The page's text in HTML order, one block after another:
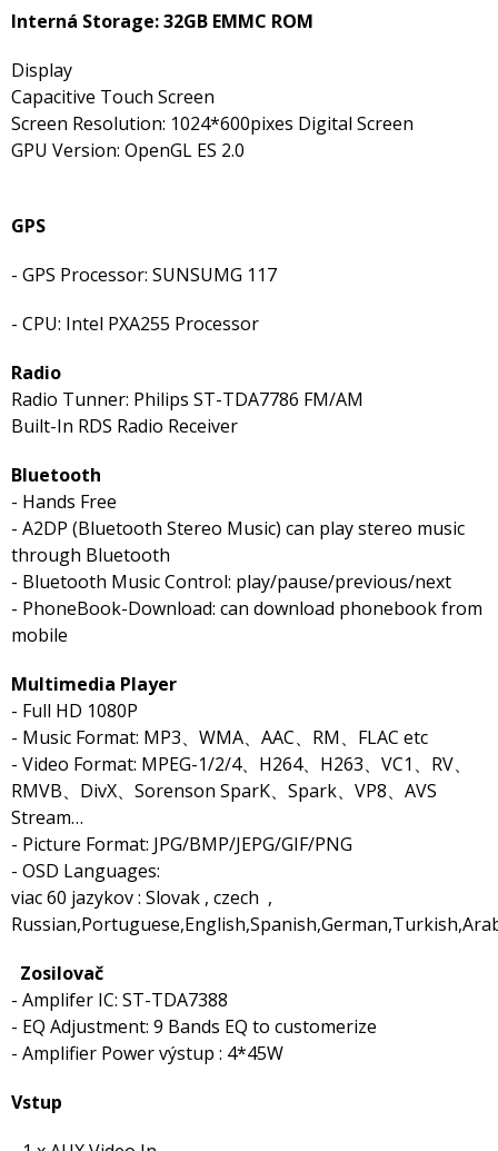
Interná Storage: 32GB EMMC ROM
Display
Capacitive Touch Screen
Screen Resolution: 1024*600pixes Digital Screen
GPU Version: OpenGL ES 2.0
GPS
- GPS Processor: SUNSUMG 117
- CPU: Intel PXA255 Processor
Radio
Radio Tunner: Philips ST-TDA7786 FM/AM
Built-In RDS Radio Receiver
Bluetooth
- Hands Free
- A2DP (Bluetooth Stereo Music) can play stereo music
through Bluetooth
- Bluetooth Music Control: play/pause/previous/next
- PhoneBook-Download: can download phonebook from
mobile
Multimedia Player
- Full HD 1080P
- Music Format: MP3、WMA、AAC、RM、FLAC etc
- Video Format: MPEG-1/2/4、H264、H263、VC1、RV、
RMVB、DivX、Sorenson SparK、Spark、VP8、AVS
Stream…
- Picture Format: JPG/BMP/JEPG/GIF/PNG
- OSD Languages:
viac 60 jazykov : Slovak , czech ,
Zosilovač
- Amplifer IC: ST-TDA7388
- EQ Adjustment: 9 Bands EQ to customerize
- Amplifier Power výstup : 4*45W
Vstup